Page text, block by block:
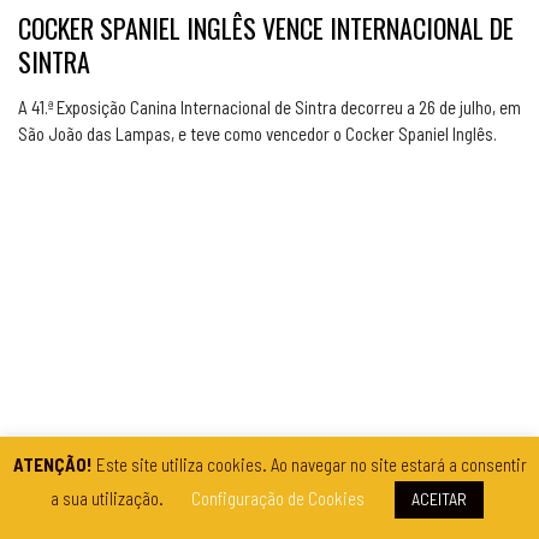
COCKER SPANIEL INGLÊS VENCE INTERNACIONAL DE
SINTRA
A 41.ª Exposição Canina Internacional de Sintra decorreu a 26 de julho, em
São João das Lampas, e teve como vencedor o Cocker Spaniel Inglês.
ATENÇÃO! Este site utiliza cookies. Ao navegar no site estará a consentir
a sua utilização.
Configuração de Cookies ACEITAR